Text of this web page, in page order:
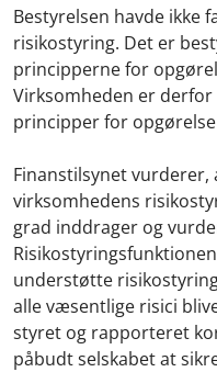
Bestyrelsen havde ikke
risikostyring. Det er
principperne for
Virksomheden er
principper for
Finanstilsynet
virksomhedens
grad inddrager og
understøtte
alle væsentlige risici
styret og rapporteret
påbudt selskabet at